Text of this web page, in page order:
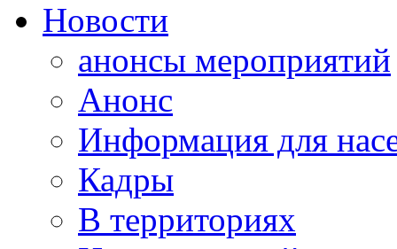
Новости
анонсы мероприятий
Анонс
Информация для
Кадры
В территориях